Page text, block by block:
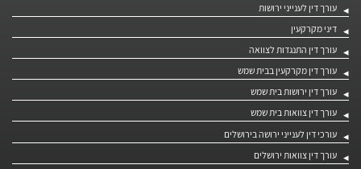
עורך דין לענייני ירושות
דיני מקרקעין
עורך דין התנגדות לצוואה
עורך דין מקרקעין בבית שמש
עורך דין ירושות בית שמש
עורך דין צוואות בית שמש
עורכי דין לענייני ירושה בירושלים
עורך דין צוואות ירושלים